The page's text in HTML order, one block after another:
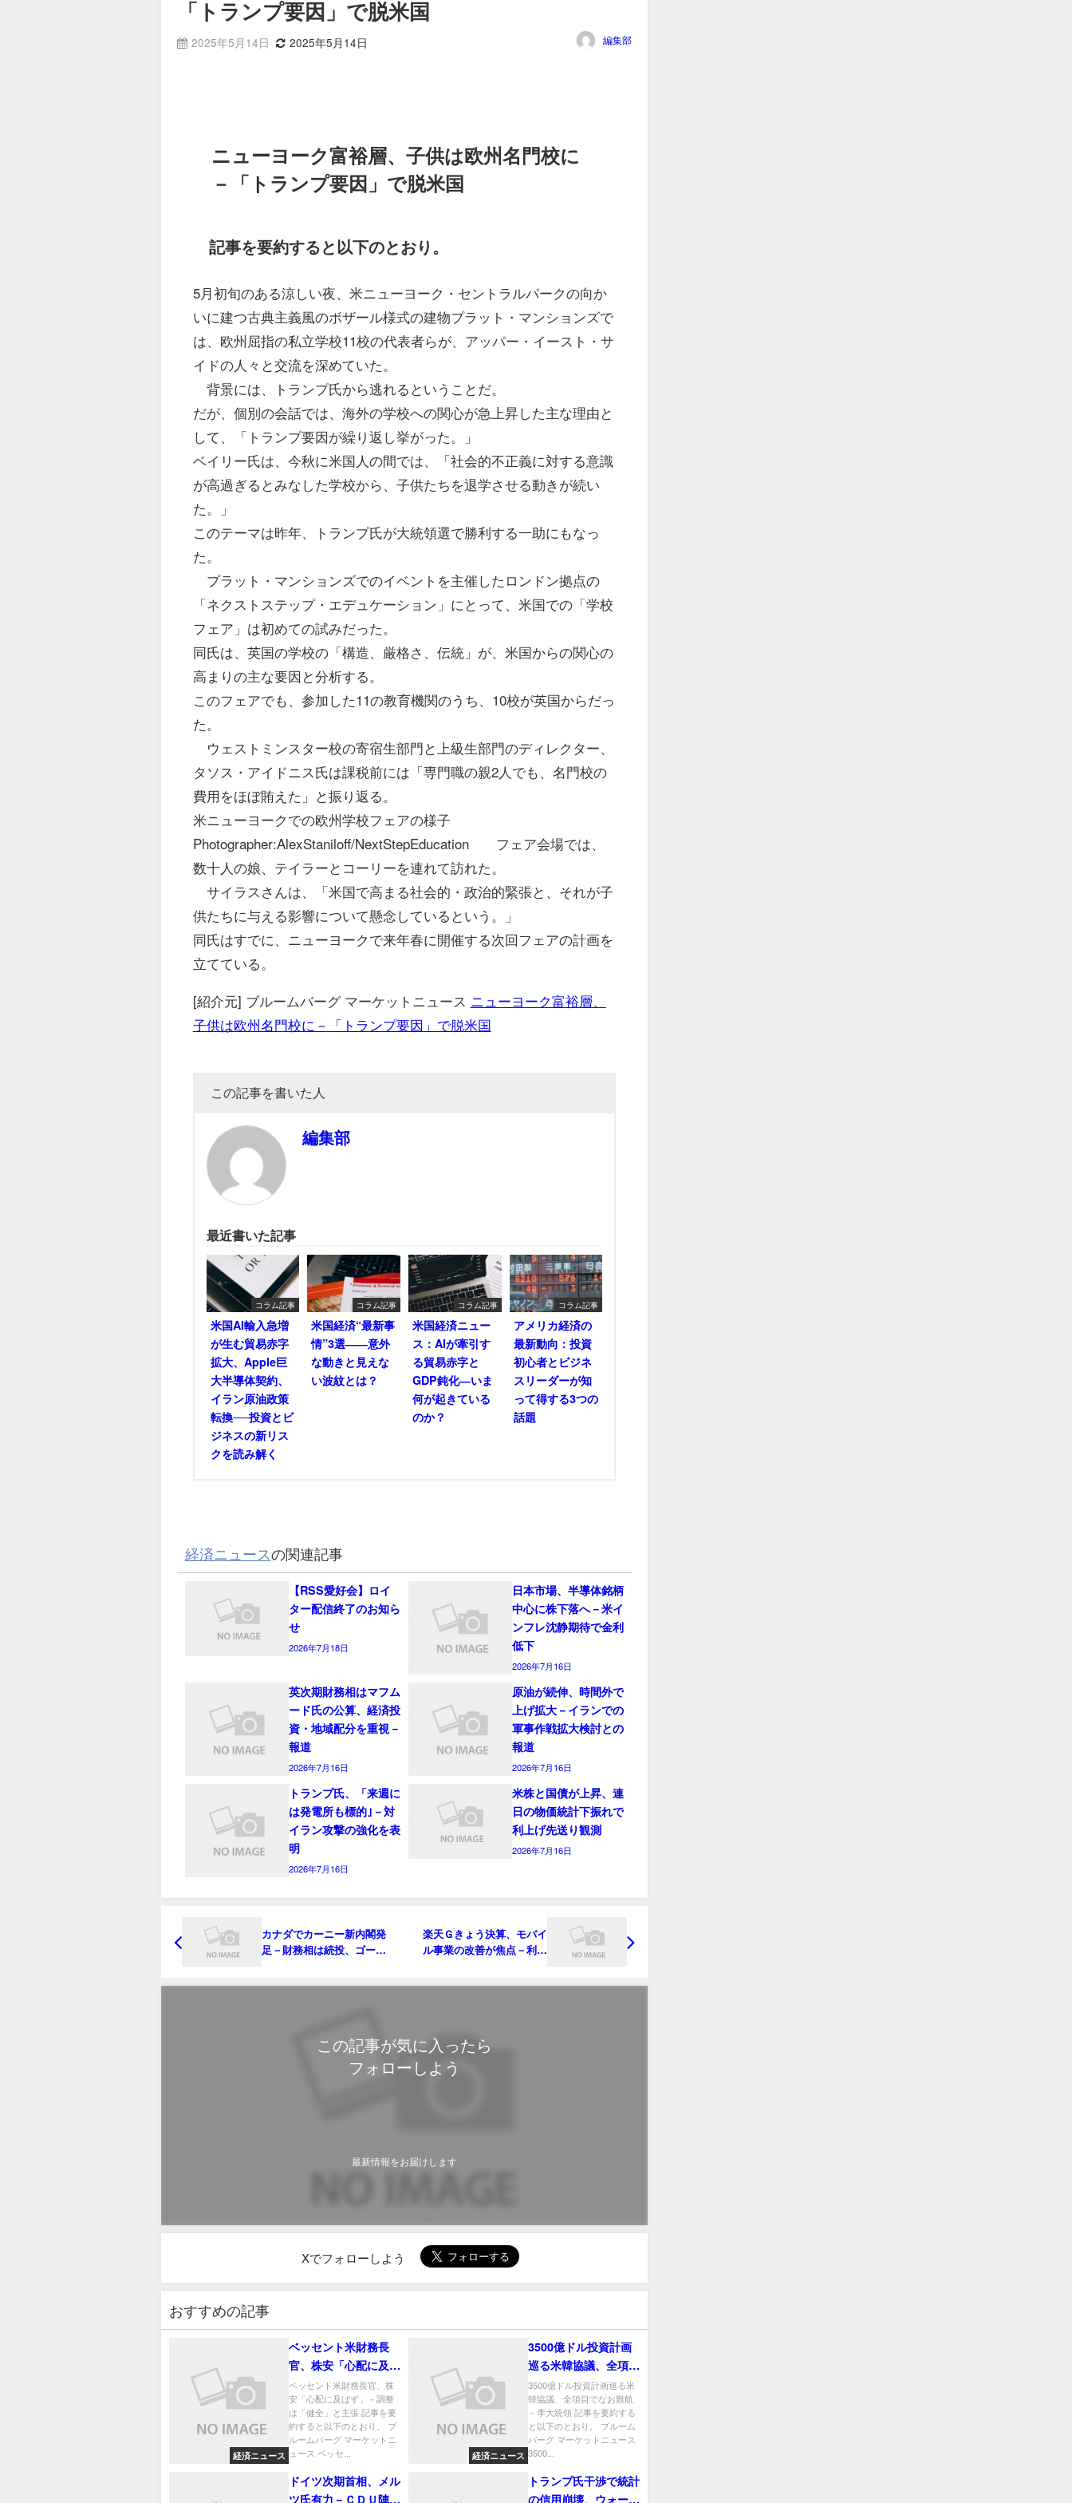
「トランプ要因」で脱米国
2025年5月14日 2025年5月14日 編集部
ニューヨーク富裕層、子供は欧州名門校に
－「トランプ要因」で脱米国
記事を要約すると以下のとおり。
5月初旬のある涼しい夜、米ニューヨーク・セントラルパークの向か
いに建つ古典主義風のボザール様式の建物プラット・マンションズで
は、欧州屈指の私立学校11校の代表者らが、アッパー・イースト・サ
イドの人々と交流を深めていた。
背景には、トランプ氏から逃れるということだ。
だが、個別の会話では、海外の学校への関心が急上昇した主な理由と
して、「トランプ要因が繰り返し挙がった。」
ベイリー氏は、今秋に米国人の間では、「社会的不正義に対する意識
が高過ぎるとみなした学校から、子供たちを退学させる動きが続い
た。」
このテーマは昨年、トランプ氏が大統領選で勝利する一助にもなっ
た。
プラット・マンションズでのイベントを主催したロンドン拠点の
「ネクストステップ・エデュケーション」にとって、米国での「学校
フェア」は初めての試みだった。
同氏は、英国の学校の「構造、厳格さ、伝統」が、米国からの関心の
高まりの主な要因と分析する。
このフェアでも、参加した11の教育機関のうち、10校が英国からだっ
た。
ウェストミンスター校の寄宿生部門と上級生部門のディレクター、
タソス・アイドニス氏は課税前には「専門職の親2人でも、名門校の
費用をほぼ賄えた」と振り返る。
米ニューヨークでの欧州学校フェアの様子
Photographer:AlexStaniloff/NextStepEducation フェア会場では、
数十人の娘、テイラーとコーリーを連れて訪れた。
サイラスさんは、「米国で高まる社会的・政治的緊張と、それが子
供たちに与える影響について懸念しているという。」
同氏はすでに、ニューヨークで来年春に開催する次回フェアの計画を
立てている。
[紹介元] ブルームバーグ マーケットニュース ニューヨーク富裕層、
子供は欧州名門校に－「トランプ要因」で脱米国
この記事を書いた人
編集部
最近書いた記事
コラム記事
米国AI輸入急増
が生む貿易赤字
拡大、Apple巨
大半導体契約、
イラン原油政策
転換──投資とビ
ジネスの新リス
クを読み解く
コラム記事
米国経済“最新事
情”3選――意外
な動きと見えな
い波紋とは？
コラム記事
米国経済ニュー
ス：AIが牽引す
る貿易赤字と
GDP鈍化―いま
何が起きている
のか？
コラム記事
アメリカ経済の
最新動向：投資
初心者とビジネ
スリーダーが知
って得する3つの
話題
経済ニュースの関連記事
【RSS愛好会】ロイ
ター配信終了のお知ら
せ
2026年7月18日
日本市場、半導体銘柄
中心に株下落へ－米イ
ンフレ沈静期待で金利
低下
2026年7月16日
英次期財務相はマフム
ード氏の公算、経済投
資・地域配分を重視－
報道
2026年7月16日
原油が続伸、時間外で
上げ拡大－イランでの
軍事作戦拡大検討との
報道
2026年7月16日
トランプ氏、「来週に
は発電所も標的｣－対
イラン攻撃の強化を表
明
2026年7月16日
米株と国債が上昇、連
日の物価統計下振れで
利上げ先送り観測
2026年7月16日
カナダでカーニー新内閣発
足－財務相は続投、ゴール
楽天Ｇきょう決算、モバイ
ル事業の改善が焦点－利息
この記事が気に入ったら
フォローしよう
最新情報をお届けします
Xでフォローしよう
おすすめの記事
経済ニュース
ベッセント米財務長
官、株安「心配に及ば
ず」－調整は「健全」
と主張
ベッセント米財務長官、株
安「心配に及ばず」－調整
は「健全」と主張 記事を要
約すると以下のとおり。 ブ
ルームバーグ マーケットニ
ュース ベッセ...
経済ニュース
3500億ドル投資計画
巡る米韓協議、全項目
でなお難航－李大統領
3500億ドル投資計画巡る米
韓協議、全項目でなお難航
－李大統領 記事を要約する
と以下のとおり。 ブルーム
バーグ マーケットニュース
3500...
ドイツ次期首相、メル
ツ氏有力－ＣＤＵ陣営
トランプ氏干渉で統計
の信用崩壊、ウォール